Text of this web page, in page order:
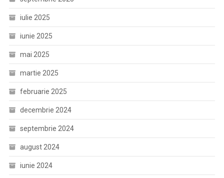
iulie 2025
iunie 2025
mai 2025
martie 2025
februarie 2025
decembrie 2024
septembrie 2024
august 2024
iunie 2024